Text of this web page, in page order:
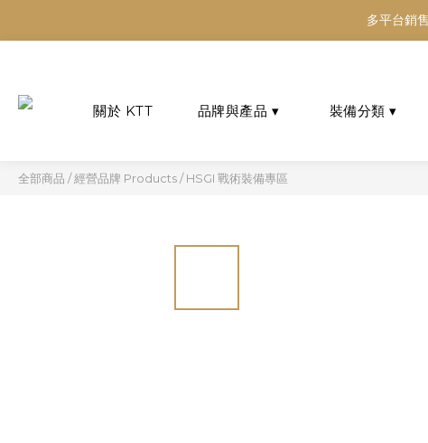
多平台銷
多平台銷
多平台銷
全部商品 /經營品牌 Products/HSGI 戰術裝備專區